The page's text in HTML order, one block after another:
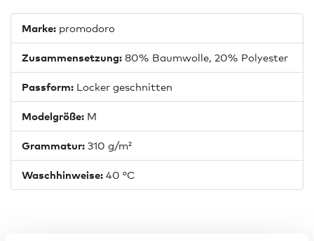
Marke: promodoro
Zusammensetzung: 80% Baumwolle, 20% Polyester
Passform: Locker geschnitten
Modelgröße: M
Grammatur: 310 g/m²
Waschhinweise: 40 °C